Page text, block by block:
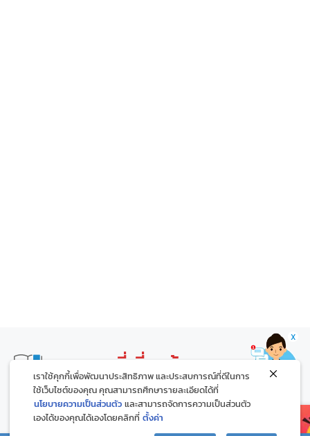
บทความที่เกี่ยวข้อง
X
เราใช้คุกกี้เพื่อพัฒนาประสิทธิภาพ และประสบการณ์ที่ดีในการ
ใช้เว็บไซต์ของคุณ คุณสามารถศึกษารายละเอียดได้ที่
นโยบายความเป็นส่วนตัว และสามารถจัดการความเป็นส่วนตัว
เองได้ของคุณได้เองโดยคลิกที่ ตั้งค่า